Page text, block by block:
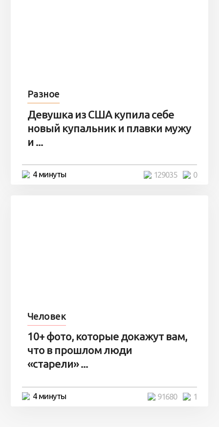
Разное
Девушка из США купила себе
новый купальник и плавки мужу
и ...
4 минуты 0
129035
Человек
10+ фото, которые докажут вам,
что в прошлом люди
«старели» ...
4 минуты 1
91680